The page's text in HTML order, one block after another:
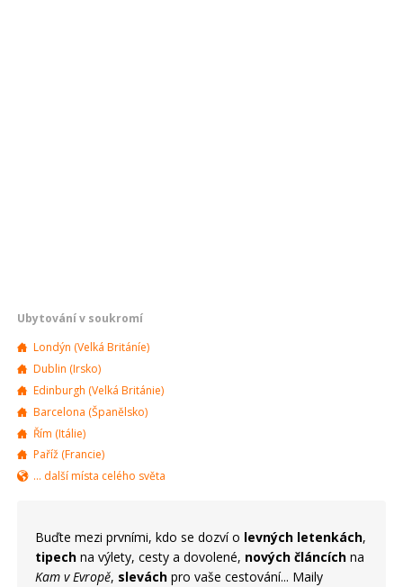
Ubytování v soukromí
Londýn (Velká Británíe)
Dublin (Irsko)
Edinburgh (Velká Británie)
Barcelona (Španělsko)
Řím (Itálie)
Paříž (Francie)
... další místa celého světa
Buďte mezi prvními, kdo se dozví o levných letenkách,
tipech na výlety, cesty a dovolené, nových článcích na
Kam v Evropě, slevách pro vaše cestování... Maily